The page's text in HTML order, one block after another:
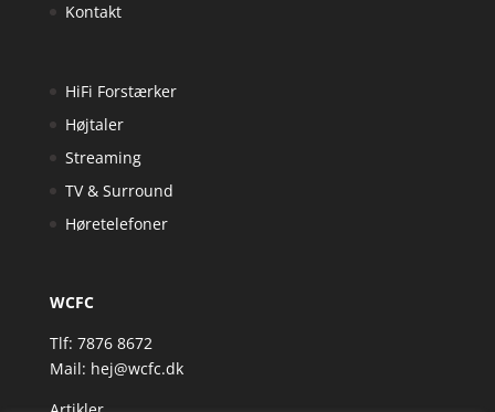
Kontakt
HiFi Forstærker
Højtaler
Streaming
TV & Surround
Høretelefoner
WCFC
Tlf: 7876 8672
Mail: hej@wcfc.dk